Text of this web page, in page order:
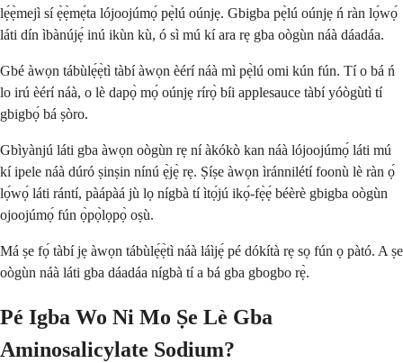
lẹ́ẹ̀mejì sí ẹ̀ẹ̀mẹ́ta lójoojúmọ́ pẹ̀lú oúnjẹ. Gbigba pẹ̀lú oúnjẹ ń ràn lọ́wọ́
láti dín ìbànújẹ́ inú ikùn kù, ó sì mú kí ara rẹ gba oògùn náà dáadáa.
Gbé àwọn tábùlẹ́ẹ̀tì tàbí àwọn èérí náà mì pẹ̀lú omi kún fún. Tí o bá ń
lo irú èérí náà, o lè dapọ̀ mọ́ oúnjẹ rírọ̀ bíi applesauce tàbí yóògùtì tí
gbigbọ́ bá ṣòro.
Gbìyànjú láti gba àwọn oògùn rẹ ní àkókò kan náà lójoojúmọ́ láti mú
kí ipele náà dúró ṣinṣin nínú ẹ̀jẹ̀ rẹ. Ṣíṣe àwọn ìránnilétí foonù lè ràn ọ́
lọ́wọ́ láti rántí, pàápàá jù lọ nígbà tí ìtọ́jú ikọ́-fẹ̀ẹ́ béèrè gbigba oògùn
ojoojúmọ́ fún ọ̀pọ̀lọpọ̀ oṣù.
Má ṣe fọ́ tàbí jẹ àwọn tábùlẹ́ẹ̀tì náà láìjẹ́ pé dókítà rẹ sọ fún ọ pàtó. A ṣe
oògùn náà láti gba dáadáa nígbà tí a bá gba gbogbo rẹ̀.
Pé Igba Wo Ni Mo Ṣe Lè Gba
Aminosalicylate Sodium?